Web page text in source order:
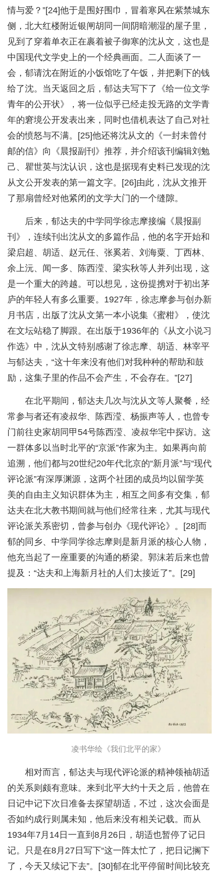
情与爱？”[24]他于是围好围巾，冒着寒风在紫禁城东
侧，北大红楼附近银闸胡同一间阴暗潮湿的屋子里，
见到了穿着单衣正在裹着被子御寒的沈从文，这也是
中国现代文学史上的一个经典画面。二人面谈了一
会，郁请沈在附近的小饭馆吃了午饭，并把剩下的钱
给了沈。当天返回之后，郁达夫写下了《给一位文学
青年的公开状》，将一位似乎已经走投无路的文学青
年的窘境公开发表出来，同时也借机表达了自己对社
会的愤怒与不满。[25]他还将沈从文的《一封未曾付
邮的信》向《晨报副刊》推荐，并介绍该刊编辑刘勉
己、瞿世英与沈认识，这也是据现有史料已发现的沈
从文公开发表的第一篇文字。[26]由此，沈从文推开
了那扇曾经对他紧闭的文学大门的一个缝隙。
后来，郁达夫的中学同学徐志摩接编《晨报副
刊》，连续刊出沈从文的多篇作品，他的名字开始和
梁启超、胡适、赵元任、张奚若、刘海粟、丁西林、
余上沅、闻一多、陈西滢、梁实秋等人并列出现，这
是一个重大的跨越。可以想见，这份提携对于初出茅
庐的年轻人有多么重要。1927年，徐志摩参与创办新
月书店，出版了沈从文第一本小说集《蜜柑》，使沈
在文坛站稳了脚跟。在出版于1936年的《从文小说习
作选》中，沈从文特别感谢了徐志摩、胡适、林宰平
与郁达夫，“这十年来没有他们对我种种的帮助和鼓
励，这集子里的作品不会产生，不会存在。”[27]
在北平期间，郁达夫几次与沈从文等人聚餐，经
常参与者还有凌叔华、陈西滢、杨振声等人，也曾专
门前往史家胡同甲54号陈西滢、凌叔华宅中探访。这
一群体多以当时北平的“京派”作家为主。如果再向前
追溯，他们都与20世纪20年代北京的“新月派”与“现代
评论派”有深厚渊源，这两个社团的成员均以留学英
美的自由主义知识群体为主，相互之间多有交集，郁
达夫在北大教书期间就与他们经常往来，尤其与现代
评论派关系密切，曾参与创办《现代评论》。[28]而
郁的同乡、中学同学徐志摩则是新月派的核心人物，
他充当起了一座重要的沟通的桥梁。郭沫若后来也曾
提及：“达夫和上海新月社的人们太接近了”。[29]
凌书华绘《我们北平的家》
相对而言，郁达夫与现代评论派的精神领袖胡适
的关系则颇有意味。来到北平大约十天之后，他曾在
日记中记下次日准备去探望胡适，不过，这次会面是
否如约成行则属未知，他后来没有相关记载。而从
1934年7月14日一直到8月26日，胡适也暂停了记日
记。只是在8月27日写下“这一阵太忙了，把日记搁下
了，今天又续记下去”。[30]郁在北平停留时间比较充